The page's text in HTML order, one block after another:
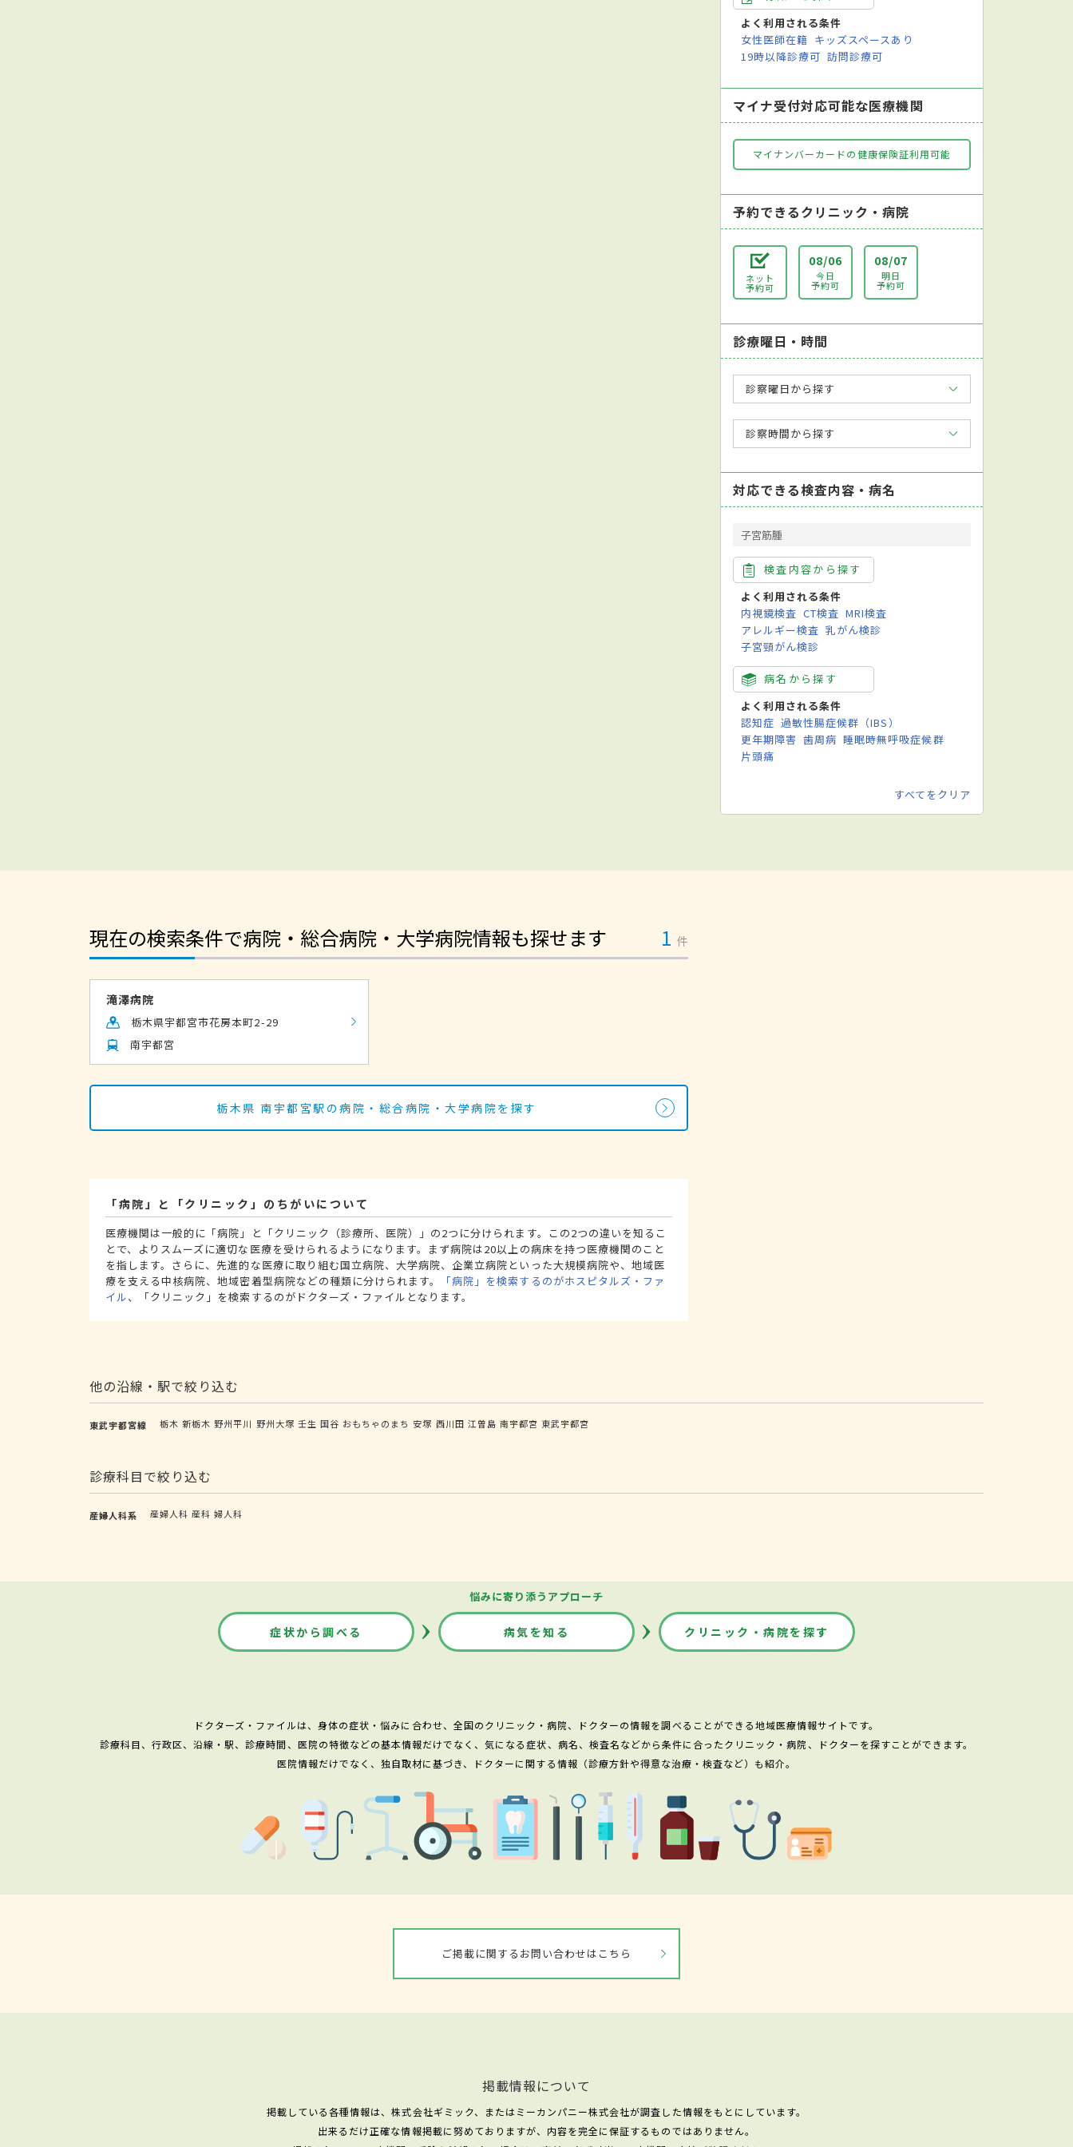
よく利用される条件
女性医師在籍 キッズスペースあり
19時以降診療可 訪問診療可
マイナ受付対応可能な医療機関
マイナンバーカードの健康保険証利用可能
予約できるクリニック・病院
ネット
予約可
08/06
今日
予約可
08/07
明日
予約可
診療曜日・時間
診察曜日から探す
診察時間から探す
対応できる検査内容・病名
子宮筋腫
検査内容から探す
よく利用される条件
内視鏡検査 CT検査 MRI検査
アレルギー検査 乳がん検診
子宮頸がん検診
病名から探す
よく利用される条件
認知症 過敏性腸症候群（IBS）
更年期障害 歯周病 睡眠時無呼吸症候群
片頭痛
すべてをクリア
現在の検索条件で病院・総合病院・大学病院情報も探せます 1 件
滝澤病院
栃木県宇都宮市花房本町2-29
南宇都宮
栃木県 南宇都宮駅の病院・総合病院・大学病院を探す
「病院」と「クリニック」のちがいについて
医療機関は一般的に「病院」と「クリニック（診療所、医院）」の2つに分けられます。この2つの違いを知るこ
とで、よりスムーズに適切な医療を受けられるようになります。まず病院は20以上の病床を持つ医療機関のこと
を指します。さらに、先進的な医療に取り組む国立病院、大学病院、企業立病院といった大規模病院や、地域医
療を支える中核病院、地域密着型病院などの種類に分けられます。
「病院」を検索するのがホスピタルズ・ファ
イル、「クリニック」を検索するのがドクターズ・ファイルとなります。
他の沿線・駅で絞り込む
東武宇都宮線 栃木 新栃木 野州平川 野州大塚 壬生 国谷 おもちゃのまち 安塚 西川田 江曽島 南宇都宮 東武宇都宮
診療科目で絞り込む
産婦人科系 産婦人科 産科 婦人科
悩みに寄り添うアプローチ
症状から調べる 病気を知る クリニック・病院を探す
ドクターズ・ファイルは、身体の症状・悩みに合わせ、全国のクリニック・病院、ドクターの情報を調べることができる地域医療情報サイトです。
診療科目、行政区、沿線・駅、診療時間、医院の特徴などの基本情報だけでなく、気になる症状、病名、検査名などから条件に合ったクリニック・病院、ドクターを探すことができます。
医院情報だけでなく、独自取材に基づき、ドクターに関する情報（診療方針や得意な治療・検査など）も紹介。
ご掲載に関するお問い合わせはこちら
掲載情報について
掲載している各種情報は、株式会社ギミック、またはミーカンパニー株式会社が調査した情報をもとにしています。
出来るだけ正確な情報掲載に努めておりますが、内容を完全に保証するものではありません。